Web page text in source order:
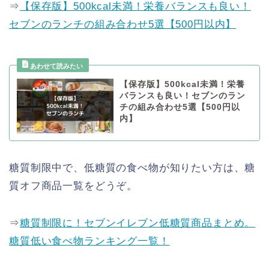
⇒ 【保存版】500kcal未満！栄養バランスも良い！
セブンのランチの組み合わせ5選【500円以内】
【保存版】500kcal未満！栄養
バランスも良い！セブンのラン
チの組み合わせ5選【500円以
内】
糖質制限中で、低糖質の食べ物が知りたい方は、糖
質オフ商品一覧をどうぞ。
⇒糖質制限に！セブンイレブン低糖質商品まとめ。
糖質低い食べ物ランキング一覧！